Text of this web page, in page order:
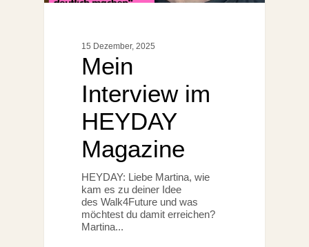
15 Dezember, 2025
Mein
Interview im
HEYDAY
Magazine
HEYDAY: Liebe Martina, wie
kam es zu deiner Idee
des Walk4Future und was
möchtest du damit erreichen?
Martina...